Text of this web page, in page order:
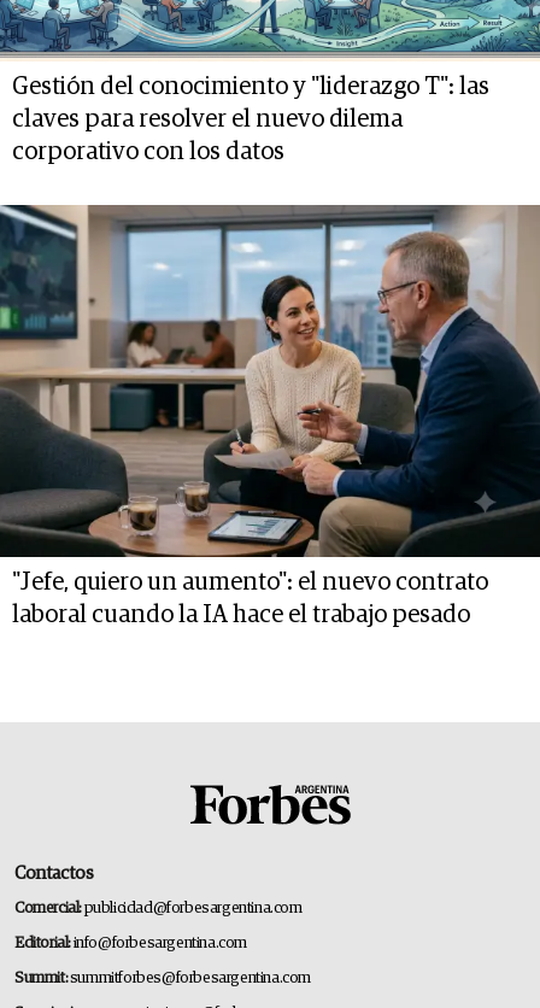
Gestión del conocimiento y "liderazgo T": las
claves para resolver el nuevo dilema
corporativo con los datos
"Jefe, quiero un aumento": el nuevo contrato
laboral cuando la IA hace el trabajo pesado
Contactos
Comercial:publicidad@forbesargentina.com
Editorial:info@forbesargentina.com
Summit:summitforbes@forbesargentina.com